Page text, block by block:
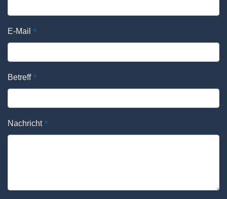
E-Mail *
Betreff *
Nachricht *